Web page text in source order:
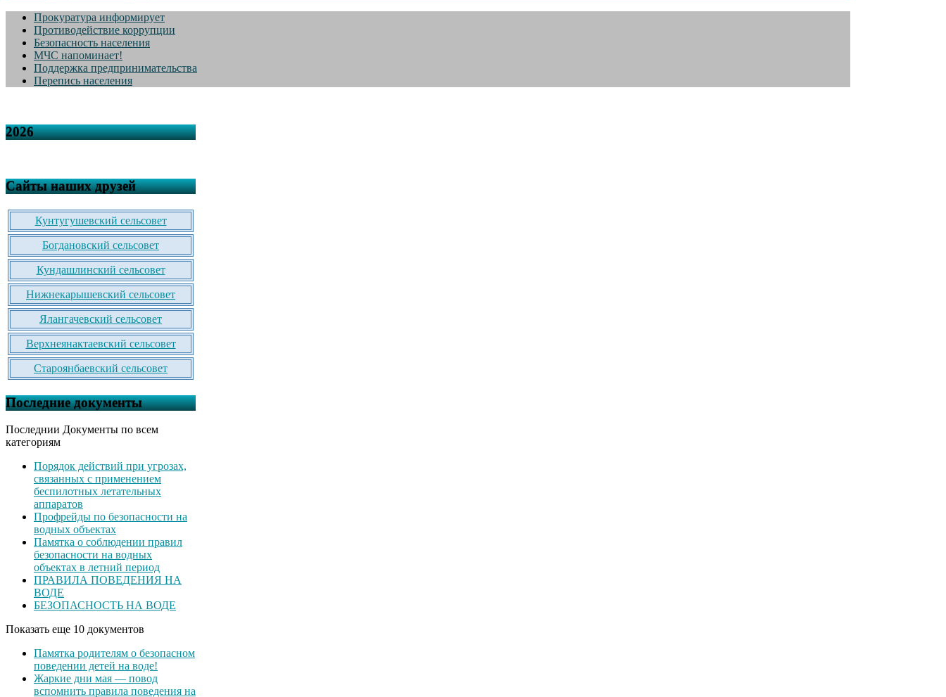
Прокуратура информирует
Противодействие коррупции
Безопасность населения
МЧС напоминает!
Поддержка предпринимательства
Перепись населения
2026
Сайты наших друзей
Кунтугушевский сельсовет
Богдановский сельсовет
Кундашлинский сельсовет
Нижнекарышевский сельсовет
Ялангачевский сельсовет
Верхнеянактаевский сельсовет
Староянбаевский сельсовет
Последние документы
Последнии Документы по всем
категориям
Порядок действий при угрозах,
связанных с применением
беспилотных летательных
аппаратов
Профрейды по безопасности на
водных объектах
Памятка о соблюдении правил
безопасности на водных
объектах в летний период
ПРАВИЛА ПОВЕДЕНИЯ НА
ВОДЕ
БЕЗОПАСНОСТЬ НА ВОДЕ
Показать еще 10 документов
Памятка родителям о безопасном
поведении детей на воде!
Жаркие дни мая — повод
вспомнить правила поведения на